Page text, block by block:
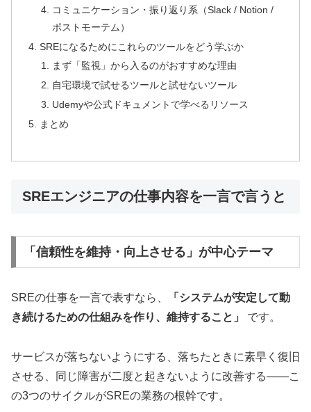
コミュニケーション・振り返り系（Slack / Notion /
ポストモーテム）
SREになるためにこれらのツールをどう学ぶか
まず「監視」から入るのがおすすめな理由
自宅環境で試せるツールと試せないツール
Udemyや公式ドキュメントで学べるリソース
まとめ
SREエンジニアの仕事内容を一言で言うと
「信頼性を維持・向上させる」が中心テーマ
SREの仕事を一言で表すなら、
「システムが安定して動
き続けるための仕組みを作り、維持すること」
です。
サービスが落ちないようにする、落ちたときに素早く復旧
させる、同じ障害が二度と起きないように改善する——こ
の3つのサイクルがSREの業務の根幹です。